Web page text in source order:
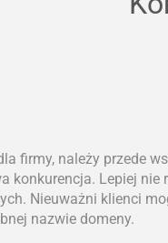
firmy, należy przede
konkurencja. Lepiej nie
Nieuważni klienci
nazwie domeny.